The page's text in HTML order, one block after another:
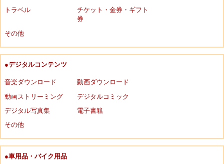
トラベル
チケット・金券・ギフト
券
その他
●デジタルコンテンツ
音楽ダウンロード
動画ダウンロード
動画ストリーミング
デジタルコミック
デジタル写真集
電子書籍
その他
●車用品・バイク用品